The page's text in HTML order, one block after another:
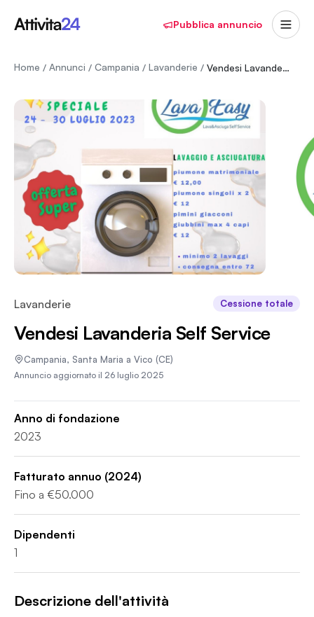
Pubblica annuncio
Home / Annunci / Campania / Lavanderie / Vendesi Lavanderia Self Service
Lavanderie Cessione totale
Vendesi Lavanderia Self Service
Campania, Santa Maria a Vico (CE)
Annuncio aggiornato il 26 luglio 2025
Anno di fondazione
2023
Fatturato annuo (2024)
Fino a €50.000
Dipendenti
1
Descrizione dell'attività